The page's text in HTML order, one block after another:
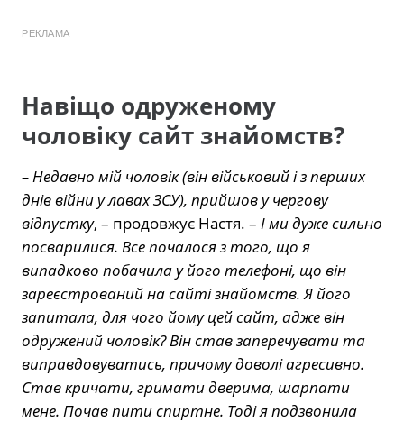
РЕКЛАМА
Навіщо одруженому
чоловіку сайт знайомств?
– Недавно мій чоловік (він військовий і з перших
днів війни у лавах ЗСУ), прийшов у чергову
відпустку, – продовжує Настя. – І ми дуже сильно
посварилися. Все почалося з того, що я
випадково побачила у його телефоні, що він
зареєстрований на сайті знайомств. Я його
запитала, для чого йому цей сайт, адже він
одружений чоловік? Він став заперечувати та
виправдовуватись, причому доволі агресивно.
Став кричати, гримати дверима, шарпати
мене. Почав пити спиртне. Тоді я подзвонила